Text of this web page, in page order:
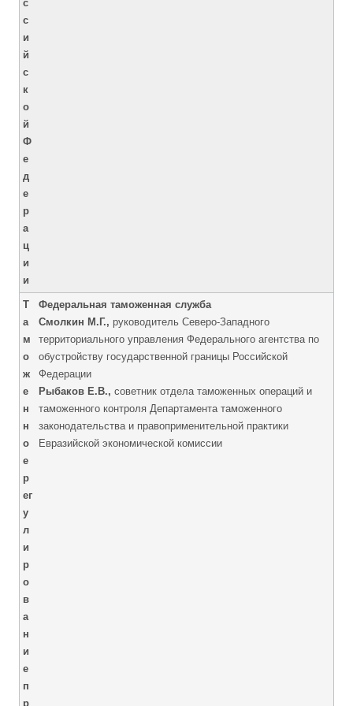
с
с
и
й
с
к
о
й
Ф
е
д
е
р
а
ц
и
и
Т
а
м
о
ж
е
н
н
о
е
р
ег
у
л
и
р
о
в
а
н
и
е
п
р
Федеральная таможенная служба
Смолкин М.Г., руководитель Северо-Западного
территориального управления Федерального агентства по
обустройству государственной границы Российской
Федерации
Рыбаков Е.В., советник отдела таможенных операций и
таможенного контроля Департамента таможенного
законодательства и правоприменительной практики
Евразийской экономической комиссии